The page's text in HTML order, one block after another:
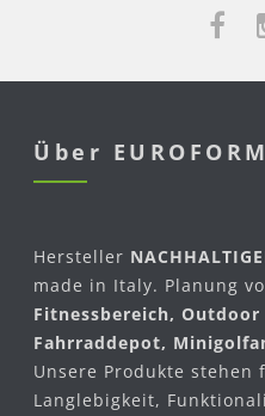
Über EUROFORM
Hersteller
made in Italy. Planung
Fitnessbereich, Outdoor
Fahrraddepot,
Unsere Produkte stehen
Langlebigkeit,